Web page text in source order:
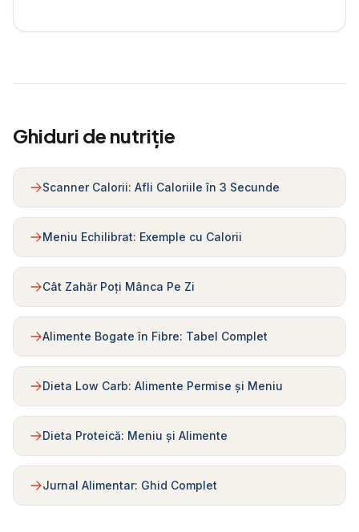
Ghiduri de nutriție
Scanner Calorii: Afli Caloriile în 3 Secunde
Meniu Echilibrat: Exemple cu Calorii
Cât Zahăr Poți Mânca Pe Zi
Alimente Bogate în Fibre: Tabel Complet
Dieta Low Carb: Alimente Permise și Meniu
Dieta Proteică: Meniu și Alimente
Jurnal Alimentar: Ghid Complet